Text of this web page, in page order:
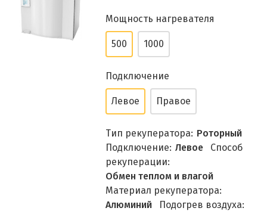
Мощность нагревателя
500 1000
Подключение
Левое Правое
Тип рекуператора: Роторный
Подключение: Левое
Способ
рекуперации:
Обмен теплом и влагой
Материал рекуператора:
Алюминий
Подогрев воздуха: